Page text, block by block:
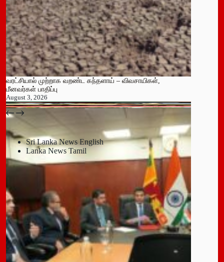
வரட்சியால் முற்றாக வறண்ட கந்தளாய் – விவசாயிகள்,
மீனவர்கள் பாதிப்பு
August 3, 2026
பதுளை மாநகர சபையின் NPP உறுப்பினர் திடீர் ராஜினாமா!
July 14, 2026
Sri Lanka News English
Lanka News Tamil
Leave a Reply
You must be
logged into post a comment.